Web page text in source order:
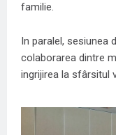
familie.
In paralel, sesiunea
colaborarea dintre
ingrijirea la sfârsitul